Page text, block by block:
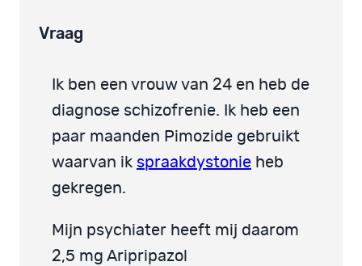
Vraag
Ik ben een vrouw van 24 en heb de
diagnose schizofrenie. Ik heb een
paar maanden Pimozide gebruikt
waarvan ik spraakdystonie heb
gekregen.
Mijn psychiater heeft mij daarom
2,5 mg Aripripazol